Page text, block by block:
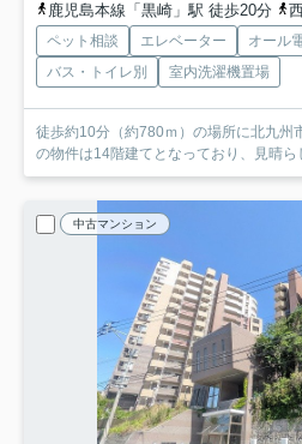
鹿児島本線「黒崎」駅 徒歩20分
西
ペット相談 エレベーター オール
バス・トイレ別
室内洗濯機置場
徒歩約10分（約780ｍ）の場所に北九州
の物件は14階建てとなっており、見晴ら
中古マンション